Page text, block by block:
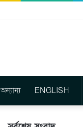
অন্যান্য ENGLISH